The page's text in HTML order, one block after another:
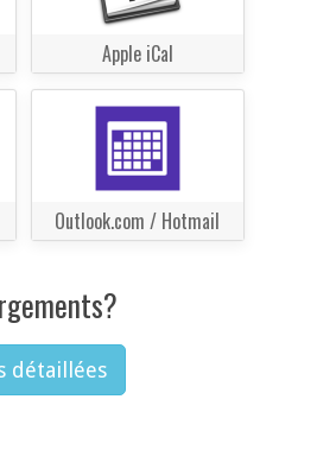
Apple iCal
Outlook.com / Hotmail
détaillées